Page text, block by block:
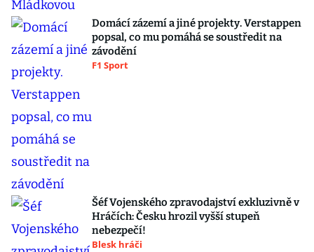
Domácí zázemí a jiné projekty. Verstappen
popsal, co mu pomáhá se soustředit na
závodění
F1 Sport
Šéf Vojenského zpravodajství exkluzivně v
Hráčích: Česku hrozil vyšší stupeň
nebezpečí!
Blesk hráči